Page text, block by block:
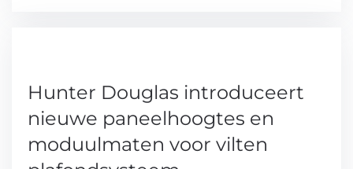
Hunter Douglas introduceert
nieuwe paneelhoogtes en
moduulmaten voor vilten